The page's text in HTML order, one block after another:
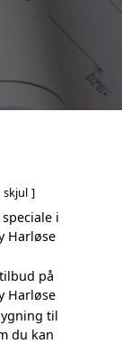
skjul
i
Harløse
på
Harløse
til
du kan